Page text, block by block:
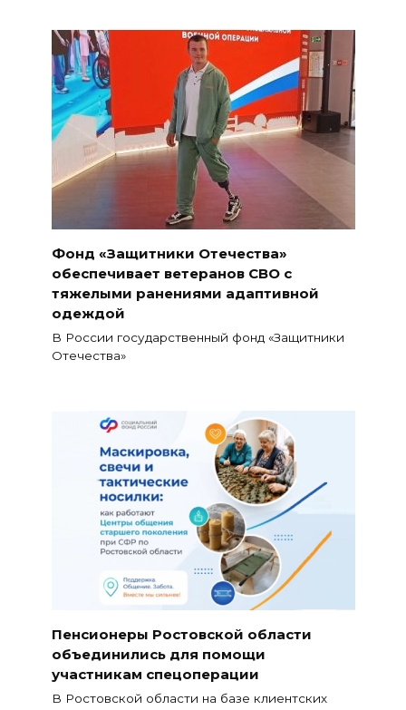
Фонд «Защитники Отечества»
обеспечивает ветеранов СВО с
тяжелыми ранениями адаптивной
одеждой
В России государственный фонд «Защитники
Отечества»
Пенсионеры Ростовской области
объединились для помощи
участникам спецоперации
В Ростовской области на базе клиентских